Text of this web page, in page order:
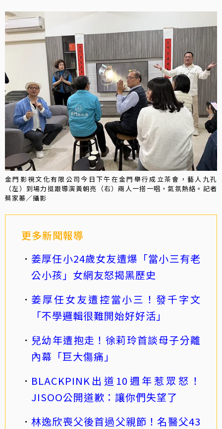
金門影視文化有限公司今日下午在金門舉行成立茶會，藝人九孔
（左）到場力挺跟導演黃朝亮（右）兩人一搭一唱，氣氛熱絡。記者
蔡家蓁／攝影
更多新聞報導
姜厚任小24歲女友遭爆「當小三有老
公小孩」女網友怒揭黑歷史
姜厚任女友遭控當小三！發千字文
「不學邏輯很難開始好好活」
兒幼年遭抱走！徐莉玲首談母子分離
內幕「巨大傷痛」
BLACKPINK出道10週年惹眾怒！
JISOO公開道歉：讓你們失望了
林逸欣喪父後首過父親節！名醫父43